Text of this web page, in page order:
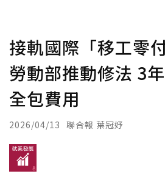
接軌國際「移工零
勞動部推動修法 3
全包費用
2026/04/13 聯合報 葉冠妤